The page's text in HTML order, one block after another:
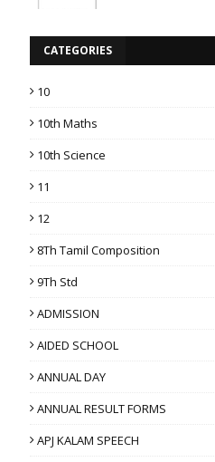
CATEGORIES
10
10th Maths
10th Science
11
12
8Th Tamil Composition
9Th Std
ADMISSION
AIDED SCHOOL
ANNUAL DAY
ANNUAL RESULT FORMS
APJ KALAM SPEECH